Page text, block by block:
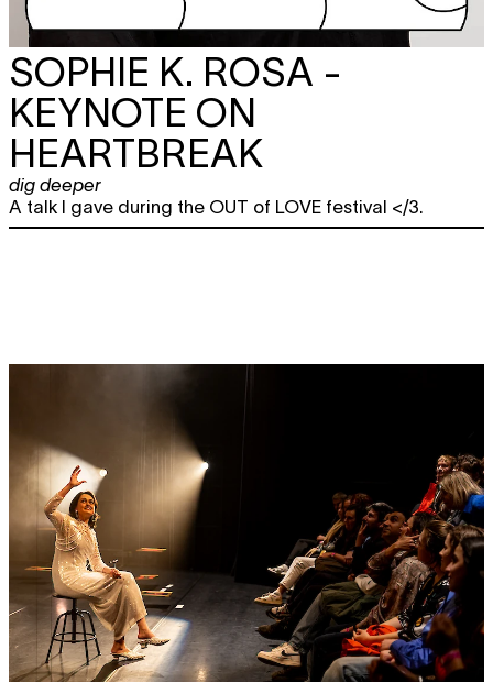
SOPHIE K. ROSA -
KEYNOTE ON
HEARTBREAK
dig deeper
A talk I gave during the OUT of LOVE festival </3.